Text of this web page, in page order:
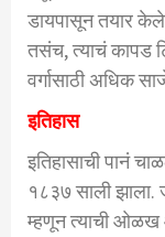
डायपासून तयार
तसंच, त्याचं कापड
वर्गासाठी अधिक
इतिहास
इतिहासाची पानं
१८३७ साली झाला.
म्हणून त्याची ओळख